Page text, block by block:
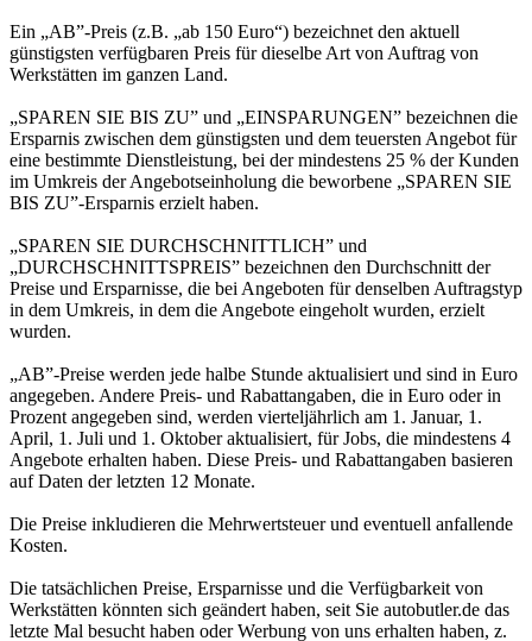
Ein „AB”-Preis (z.B. „ab 150 Euro“) bezeichnet den aktuell
günstigsten verfügbaren Preis für dieselbe Art von Auftrag von
Werkstätten im ganzen Land.
„SPAREN SIE BIS ZU” und „EINSPARUNGEN” bezeichnen die
Ersparnis zwischen dem günstigsten und dem teuersten Angebot für
eine bestimmte Dienstleistung, bei der mindestens 25 % der Kunden
im Umkreis der Angebotseinholung die beworbene „SPAREN SIE
BIS ZU”-Ersparnis erzielt haben.
„SPAREN SIE DURCHSCHNITTLICH” und
„DURCHSCHNITTSPREIS” bezeichnen den Durchschnitt der
Preise und Ersparnisse, die bei Angeboten für denselben Auftragstyp
in dem Umkreis, in dem die Angebote eingeholt wurden, erzielt
wurden.
„AB”-Preise werden jede halbe Stunde aktualisiert und sind in Euro
angegeben. Andere Preis- und Rabattangaben, die in Euro oder in
Prozent angegeben sind, werden vierteljährlich am 1. Januar, 1.
April, 1. Juli und 1. Oktober aktualisiert, für Jobs, die mindestens 4
Angebote erhalten haben. Diese Preis- und Rabattangaben basieren
auf Daten der letzten 12 Monate.
Die Preise inkludieren die Mehrwertsteuer und eventuell anfallende
Kosten.
Die tatsächlichen Preise, Ersparnisse und die Verfügbarkeit von
Werkstätten könnten sich geändert haben, seit Sie autobutler.de das
letzte Mal besucht haben oder Werbung von uns erhalten haben, z.